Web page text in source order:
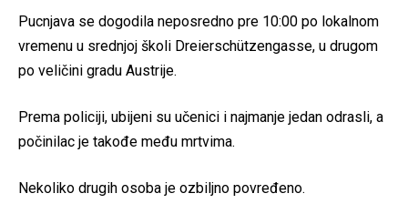
Pucnjava se dogodila neposredno pre 10:00 po lokalnom
vremenu u srednjoj školi Dreierschützengasse, u drugom
po veličini gradu Austrije.
Prema policiji, ubijeni su učenici i najmanje jedan odrasli, a
počinilac je takođe među mrtvima.
Nekoliko drugih osoba je ozbiljno povređeno.